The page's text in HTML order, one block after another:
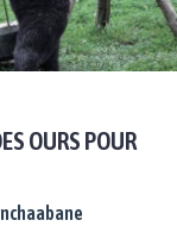
OURS POUR